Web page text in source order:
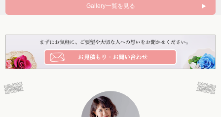
Gallery一覧を見る